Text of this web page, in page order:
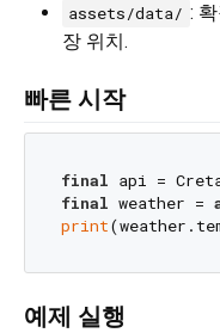
assets/data/ :
장 위치.
빠른 시작
final
final weather =
print
예제 실행